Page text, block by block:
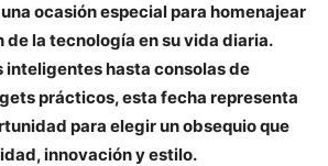
ocasión especial para homenajear
de la tecnología en su vida diaria.
inteligentes hasta consolas de
prácticos, esta fecha representa
para elegir un obsequio que
innovación y estilo.